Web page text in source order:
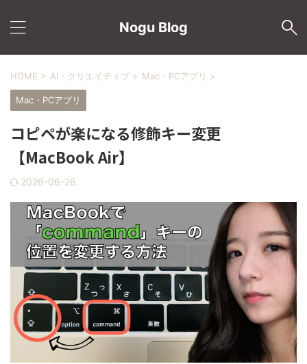
Nogu Blog
HOME > AI・クリエイティブ > Mac・PCアプリ >
Mac・PCアプリ
コピペが楽になる修飾キー変更
【MacBook Air】
2026-06-26